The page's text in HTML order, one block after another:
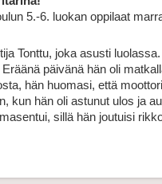
5.-6. luokan oppilaat
Tonttu, joka asusti luolassa.
Eräänä päivänä hän oli
hän huomasi, että
kun hän oli astunut ulos ja
sillä hän joutuisi